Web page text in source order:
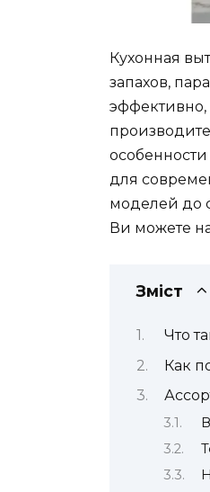
Кухонная
запахов,
эффективно,
для
моделей до
Ви можете
Зміст
Что
Как